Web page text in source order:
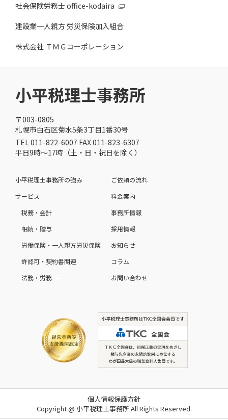
社会保険労務士 office-kodaira
建設業一人親方 労災保険加入組合
株式会社 ＴＭＧコーポレーション
小平税理士事務所
〒003-0805
札幌市白石区菊水5条3丁目1番30号
TEL 011-822-6007 FAX 011-823-6307
平日9時～17時（土・日・祝日を除く）
小平税理士事務所の強み
サービス
税務・会計
相続・贈与
労働保険・一人親方労災保険
許認可・契約書関連
法務・労務
ご依頼の流れ
料金案内
事務所情報
採用情報
お知らせ
コラム
お問い合わせ
個人情報保護方針
Copyright @ 小平税理士事務所 All Rights Reserved.